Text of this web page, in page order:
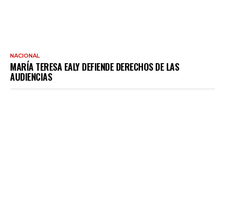
NACIONAL
MARÍA TERESA EALY DEFIENDE DERECHOS DE LAS
AUDIENCIAS